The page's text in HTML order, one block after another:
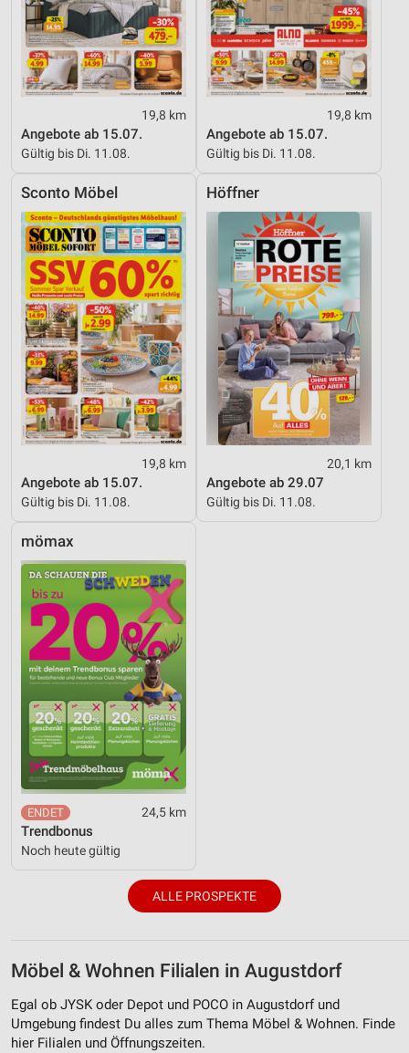
19,8 km
Angebote ab 15.07.
Gültig bis Di. 11.08.
19,8 km
Angebote ab 15.07.
Gültig bis Di. 11.08.
Sconto Möbel
19,8 km
Angebote ab 15.07.
Gültig bis Di. 11.08.
Höffner
20,1 km
Angebote ab 29.07
Gültig bis Di. 11.08.
mömax
24,5 km
Trendbonus
Noch heute gültig
ALLE PROSPEKTE
Möbel & Wohnen Filialen in Augustdorf
Egal ob JYSK oder Depot und POCO in Augustdorf und
Umgebung findest Du alles zum Thema Möbel & Wohnen. Finde
hier Filialen und Öffnungszeiten.